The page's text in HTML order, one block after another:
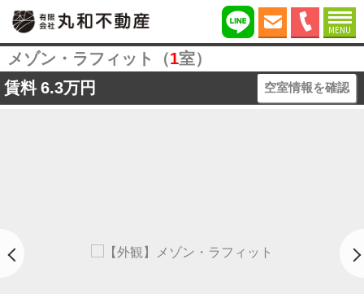
MENU
メゾン・ラフィット（1室）
賃料 6.3万円 空室情報を確認